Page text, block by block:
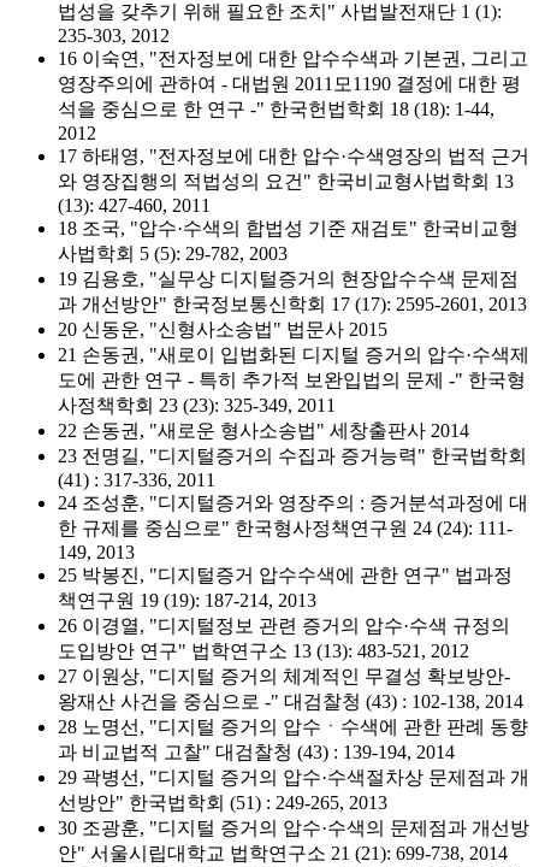
법성을 갖추기 위해 필요한 조치" 사법발전재단 1 (1):
235-303, 2012
16 이숙연, "전자정보에 대한 압수수색과 기본권, 그리고
영장주의에 관하여 - 대법원 2011모1190 결정에 대한 평
석을 중심으로 한 연구 -" 한국헌법학회 18 (18): 1-44,
2012
17 하태영, "전자정보에 대한 압수·수색영장의 법적 근거
와 영장집행의 적법성의 요건" 한국비교형사법학회 13
(13): 427-460, 2011
18 조국, "압수·수색의 합법성 기준 재검토" 한국비교형
사법학회 5 (5): 29-782, 2003
19 김용호, "실무상 디지털증거의 현장압수수색 문제점
과 개선방안" 한국정보통신학회 17 (17): 2595-2601, 2013
20 신동운, "신형사소송법" 법문사 2015
21 손동권, "새로이 입법화된 디지털 증거의 압수·수색제
도에 관한 연구 - 특히 추가적 보완입법의 문제 -" 한국형
사정책학회 23 (23): 325-349, 2011
22 손동권, "새로운 형사소송법" 세창출판사 2014
23 전명길, "디지털증거의 수집과 증거능력" 한국법학회
(41) : 317-336, 2011
24 조성훈, "디지털증거와 영장주의 : 증거분석과정에 대
한 규제를 중심으로" 한국형사정책연구원 24 (24): 111-
149, 2013
25 박봉진, "디지털증거 압수수색에 관한 연구" 법과정
책연구원 19 (19): 187-214, 2013
26 이경열, "디지털정보 관련 증거의 압수·수색 규정의
도입방안 연구" 법학연구소 13 (13): 483-521, 2012
27 이원상, "디지털 증거의 체계적인 무결성 확보방안-
왕재산 사건을 중심으로 -" 대검찰청 (43) : 102-138, 2014
28 노명선, "디지털 증거의 압수ㆍ수색에 관한 판례 동향
과 비교법적 고찰" 대검찰청 (43) : 139-194, 2014
29 곽병선, "디지털 증거의 압수·수색절차상 문제점과 개
선방안" 한국법학회 (51) : 249-265, 2013
30 조광훈, "디지털 증거의 압수·수색의 문제점과 개선방
안" 서울시립대학교 법학연구소 21 (21): 699-738, 2014